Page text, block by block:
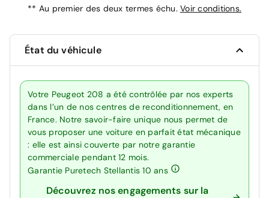
** Au premier des deux termes échu. Voir conditions.
État du véhicule
Votre Peugeot 208 a été contrôlée par nos experts
dans l’un de nos centres de reconditionnement, en
France. Notre savoir-faire unique nous permet de
vous proposer une voiture en parfait état mécanique
: elle est ainsi couverte par notre garantie
commerciale pendant 12 mois.
Garantie Puretech Stellantis 10 ans
Découvrez nos engagements sur la